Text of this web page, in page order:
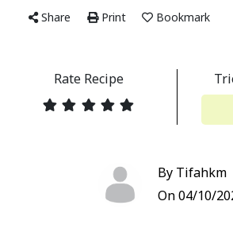
Share Print Bookmark
Rate Recipe
By Tifahkm
On 04/10/